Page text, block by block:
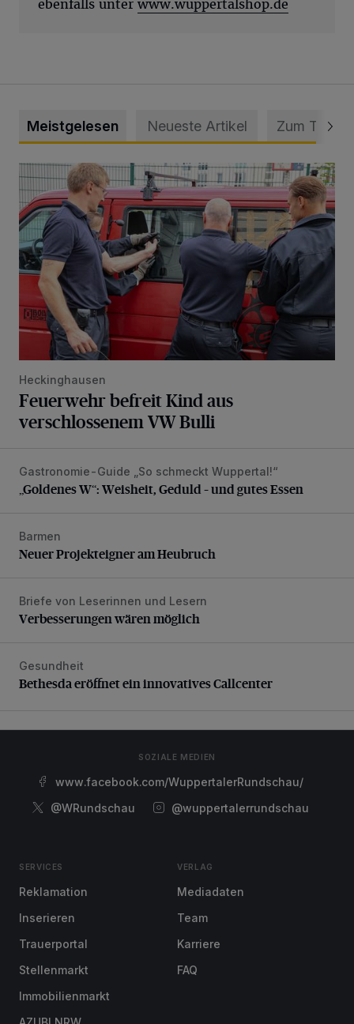
ebenfalls unter www.wuppertalshop.de
Meistgelesen Neueste Artikel Zum Thema
Feuerwehr befreit Kind aus verschlossenem VW Bulli
Heckinghausen
Feuerwehr befreit Kind aus
verschlossenem VW Bulli
„Goldenes W“: Weisheit, Geduld – und gutes Essen
Gastronomie-Guide „So schmeckt Wuppertal!“
„Goldenes W“: Weisheit, Geduld – und gutes Essen
Neuer Projekteigner am Heubruch
Barmen
Neuer Projekteigner am Heubruch
Verbesserungen wären möglich
Briefe von Leserinnen und Lesern
Verbesserungen wären möglich
Bethesda eröffnet ein innovatives Callcenter
Gesundheit
Bethesda eröffnet ein innovatives Callcenter
SOZIALE MEDIEN
www.facebook.com/WuppertalerRundschau/
@WRundschau
@wuppertalerrundschau
SERVICES
Reklamation
Inserieren
Trauerportal
Stellenmarkt
Immobilienmarkt
VERLAG
Mediadaten
Team
Karriere
FAQ